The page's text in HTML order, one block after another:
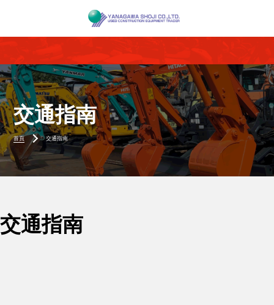
交通指南
首頁 交通指南
交通指南